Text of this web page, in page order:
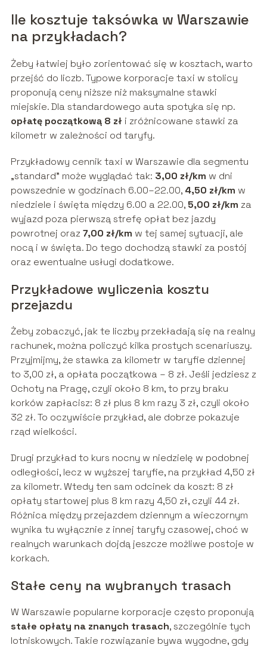
Ile kosztuje taksówka w Warszawie
na przykładach?
Żeby łatwiej było zorientować się w kosztach, warto
przejść do liczb. Typowe korporacje taxi w stolicy
proponują ceny niższe niż maksymalne stawki
miejskie. Dla standardowego auta spotyka się np.
opłatę początkową 8 złi zróżnicowane stawki za
kilometr w zależności od taryfy.
Przykładowy cennik taxi w Warszawie dla segmentu
„standard” może wyglądać tak: 3,00 zł/km w dni
powszednie w godzinach 6.00–22.00, 4,50 zł/km w
niedziele i święta między 6.00 a 22.00, 5,00 zł/km za
wyjazd poza pierwszą strefę opłat bez jazdy
powrotnej oraz 7,00 zł/km w tej samej sytuacji, ale
nocą i w święta. Do tego dochodzą stawki za postój
oraz ewentualne usługi dodatkowe.
Przykładowe wyliczenia kosztu
przejazdu
Żeby zobaczyć, jak te liczby przekładają się na realny
rachunek, można policzyć kilka prostych scenariuszy.
Przyjmijmy, że stawka za kilometr w taryfie dziennej
to 3,00 zł, a opłata początkowa – 8 zł. Jeśli jedziesz z
Ochoty na Pragę, czyli około 8 km, to przy braku
korków zapłacisz: 8 zł plus 8 km razy 3 zł, czyli około
32 zł. To oczywiście przykład, ale dobrze pokazuje
rząd wielkości.
Drugi przykład to kurs nocny w niedzielę w podobnej
odległości, lecz w wyższej taryfie, na przykład 4,50 zł
za kilometr. Wtedy ten sam odcinek da koszt: 8 zł
opłaty startowej plus 8 km razy 4,50 zł, czyli 44 zł.
Różnica między przejazdem dziennym a wieczornym
wynika tu wyłącznie z innej taryfy czasowej, choć w
realnych warunkach dojdą jeszcze możliwe postoje w
korkach.
Stałe ceny na wybranych trasach
W Warszawie popularne korporacje często proponują
stałe opłaty na znanych trasach, szczególnie tych
lotniskowych. Takie rozwiązanie bywa wygodne, gdy